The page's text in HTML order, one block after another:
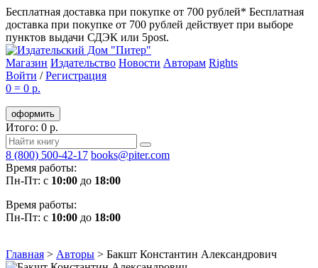
Бесплатная доставка при покупке от 700 рублей* Бесплатная
доставка при покупке от 700 рублей действует при выборе
пунктов выдачи СДЭК или 5post.
Магазин Издательство Новости Авторам Rights
Войти /Регистрация
0 = 0 р.
оформить
Итого: 0 р.
8 (800) 500-42-17 books@piter.com
Время работы:
Пн-Пт: с 10:00 до 18:00
Время работы:
Пн-Пт: с 10:00 до 18:00
Главная > Авторы > Бакшт Константин Александрович